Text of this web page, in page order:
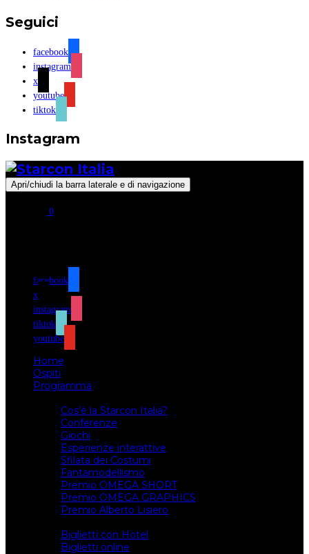
Seguici
facebook
instagram
x
youtube
tiktok
Instagram
Apri/chiudi la barra laterale e di navigazione
0
facebook
x
instagram
tiktok
youtube
Home
Ospiti
Programma
Cos’è la Starcon Italia?
Conferenze
Giochi
Esperienze interattive
Sfilata dei Costumi
Fantamodellismo
Premio OMEGA SHORT
Premio OMEGA GRAPHICS
Premio Alberto Lisiero
Biglietti con Hotel
Biglietti online